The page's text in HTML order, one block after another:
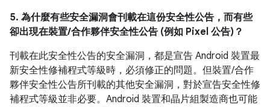
5. 為什麼有些安全漏洞會刊載在這份安全性公告，而有些
卻出現在裝置/合作夥伴安全性公告 (例如 Pixel 公告)？
刊載在此安全性公告的安全漏洞，都是宣告 Android 裝置最
新安全性修補程式等級時，必須修正的問題。但裝置/合作
夥伴安全性公告所刊載的其他安全漏洞，對於宣告安全性修
補程式等級並非必要。Android 裝置和晶片組製造商也可能